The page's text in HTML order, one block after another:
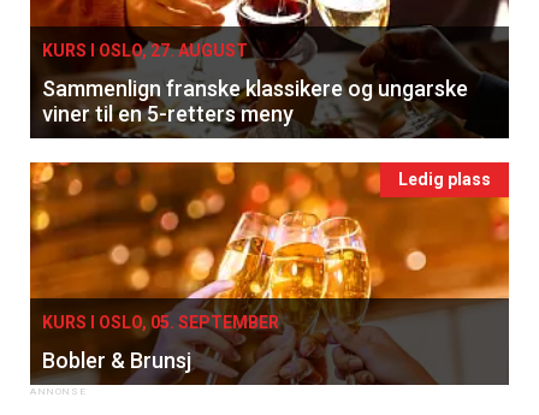
KURS I OSLO, 27. AUGUST
Sammenlign franske klassikere og ungarske
viner til en 5-retters meny
Ledig plass
KURS I OSLO, 05. SEPTEMBER
Bobler & Brunsj